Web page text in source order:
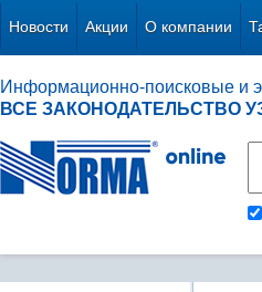
Новости Акции О компании
Информационно-поисковые и
ВСЕ ЗАКОНОДАТЕЛЬСТВО